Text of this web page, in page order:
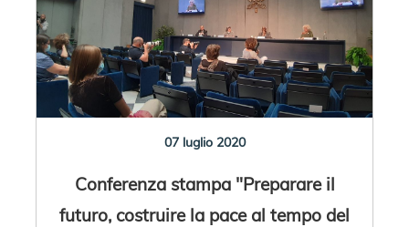
07 luglio 2020
Conferenza stampa "Preparare il
futuro, costruire la pace al tempo del